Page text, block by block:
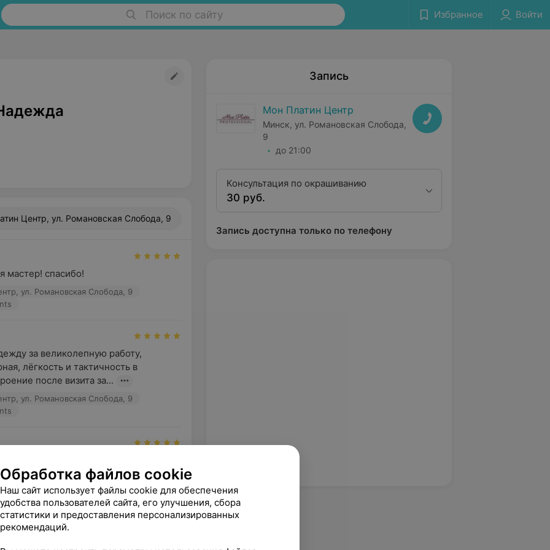
Поиск по сайту Избранное Войти
Центр, ул. Романовская Слобода, 9
мастер! спасибо!
ул. Романовская Слобода, 9
за великолепную работу,
лёгкость и тактичность в
после визита за...
ул. Романовская Слобода, 9
а главное - желаемый результат.
записался бы ка на отдельную
ул. Романовская Слобода, 9
Запись
Мон Платин Центр
Минск, ул. Романовская Слобода,
9
до 21:00
Консультация по окрашиванию
30 руб.
Запись доступна только по телефону
Обработка файлов cookie
Наш сайт использует файлы cookie для обеспечения
удобства пользователей сайта, его улучшения, сбора
статистики и предоставления персонализированных
рекомендаций.